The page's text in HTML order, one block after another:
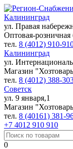
Калининград
ул. Правая
Оптовая-розничная
тел. 8 (4012) 910-
Калининград
ул.
Магазин
тел. 8 (4012) 388-
Советск
ул. 9 января,1
Магазин
тел. 8 (40161) 381-
+7 4012 910 910
0